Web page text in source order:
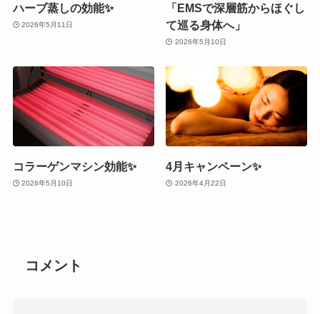
ハーブ蒸しの効能✨
2026年5月11日
「EMSで深層筋からほぐし
て巡る身体へ」
2026年5月10日
コラーゲンマシン効能✨
2026年5月10日
4月キャンペーン✨
2026年4月22日
コメント